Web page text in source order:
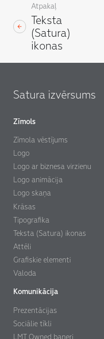
Izvairāmies no
Atpakaļ
Teksta
(Satura)
ikonas
Satura izvērsums
Zīmols
Zīmola vēstījums
Logo
Logo ar biznesa virzienu
Logo animācija
Logo skaņa
Krāsas
Tipografika
Teksta (Satura) ikonas
Attēli
Grafiskie elementi
Valoda
Komunikācija
Prezentācijas
Sociālie tīkli
LMT Owned baneri